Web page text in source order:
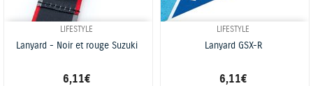
LIFESTYLE
Lanyard - Noir et rouge Suzuki
6,11 €
LIFESTYLE
Lanyard GSX-R
6,11 €